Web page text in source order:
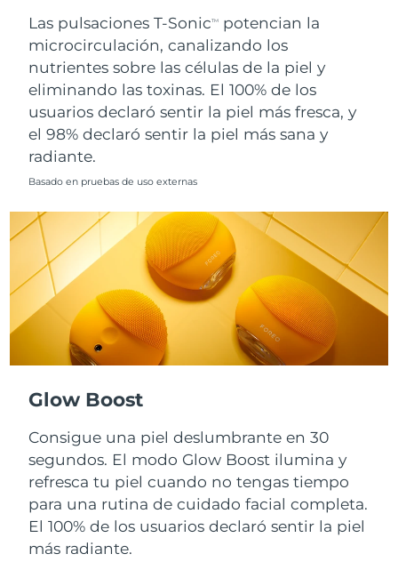
Las pulsaciones T-SonicTM
potencian la
microcirculación, canalizando los
nutrientes sobre las células de la piel y
eliminando las toxinas. El 100% de los
usuarios declaró sentir la piel más fresca, y
el 98% declaró sentir la piel más sana y
radiante.
Basado en pruebas de uso externas
Glow Boost
Consigue una piel deslumbrante en 30
segundos. El modo Glow Boost ilumina y
refresca tu piel cuando no tengas tiempo
para una rutina de cuidado facial completa.
El 100% de los usuarios declaró sentir la piel
más radiante.
Eslovenia Entrega prevista
Sudáfrica Entrega prevista8/20/26
Corea del Sur Entrega prevista8/14/26
España
Suiza Entrega prevista 8/12/26
Taiwán Entrega prevista 8/17/26
Tailandia Entrega prevista8/16/26
Turquía Entrega prevista8/13/26
Emiratos Árabes
Reino Unido Entrega prevista8/12/26
Estados Unidos Entrega prevista8/13/26
Uzbekistán